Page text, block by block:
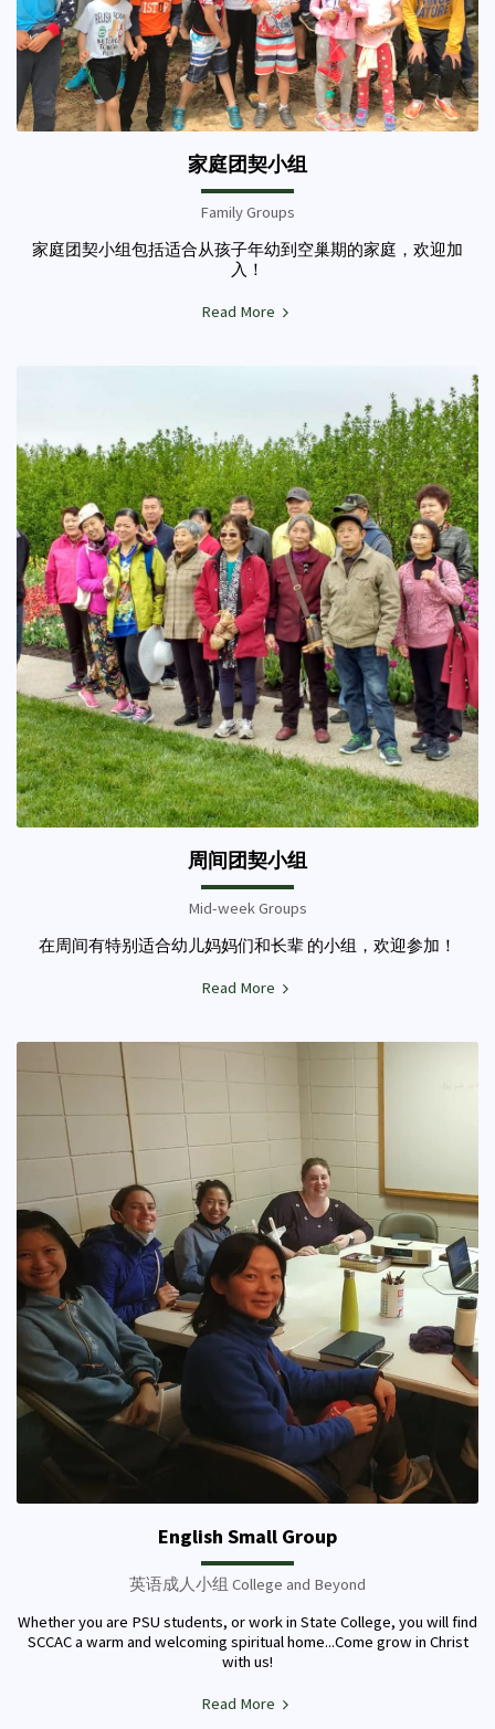
家庭团契小组
Family Groups
家庭团契小组包括适合从孩子年幼到空巢期的家庭，欢迎加
入！
Read More
周间团契小组
Mid-week Groups
在周间有特别适合幼儿妈妈们和长辈 的小组，欢迎参加！
Read More
English Small Group
英语成人小组 College and Beyond
Whether you are PSU students, or work in State College, you will find
SCCAC a warm and welcoming spiritual home...Come grow in Christ
with us!
Read More